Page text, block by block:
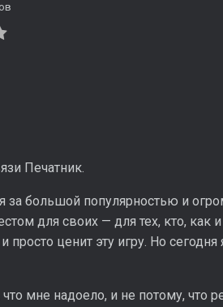
Печатник.
за большой популярностью и
для своих — для тех, кто, как
просто ценит эту игру. Но
мне надоело, и не потому, что